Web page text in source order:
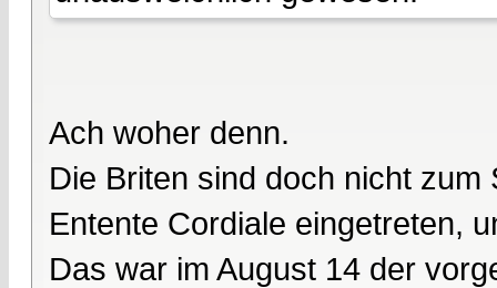
Ach woher denn.
Die Briten sind doch nicht
Entente Cordiale eingetreten,
Das war im August 14 der